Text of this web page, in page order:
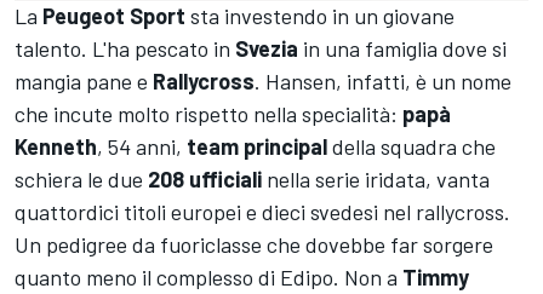
La Peugeot Sport sta investendo in un giovane
talento. L'ha pescato in Svezia in una famiglia dove si
mangia pane e Rallycross. Hansen, infatti, è un nome
che incute molto rispetto nella specialità: papà
Kenneth, 54 anni, team principaldella squadra che
schiera le due 208 ufficiali nella serie iridata, vanta
quattordici titoli europei e dieci svedesi nel rallycross.
Un pedigree da fuoriclasse che dovebbe far sorgere
quanto meno il complesso di Edipo. Non a Timmy